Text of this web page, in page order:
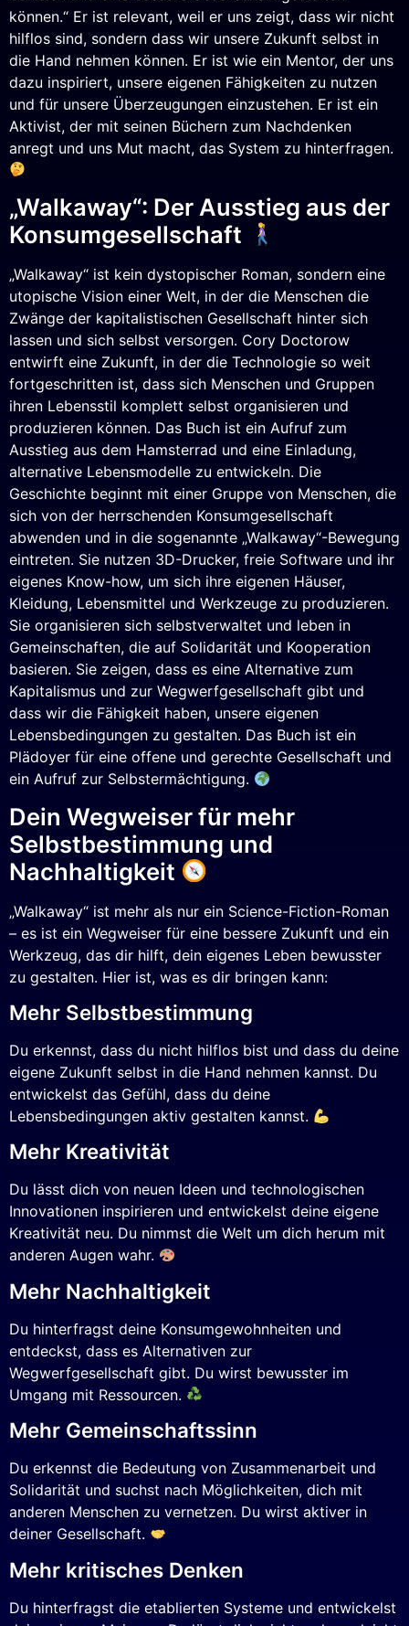
können.“ Er ist relevant, weil er uns zeigt, dass wir nicht
hilflos sind, sondern dass wir unsere Zukunft selbst in
die Hand nehmen können. Er ist wie ein Mentor, der uns
dazu inspiriert, unsere eigenen Fähigkeiten zu nutzen
und für unsere Überzeugungen einzustehen. Er ist ein
Aktivist, der mit seinen Büchern zum Nachdenken
anregt und uns Mut macht, das System zu hinterfragen.
„Walkaway“: Der Ausstieg aus der
Konsumgesellschaft
„Walkaway“ ist kein dystopischer Roman, sondern eine
utopische Vision einer Welt, in der die Menschen die
Zwänge der kapitalistischen Gesellschaft hinter sich
lassen und sich selbst versorgen. Cory Doctorow
entwirft eine Zukunft, in der die Technologie so weit
fortgeschritten ist, dass sich Menschen und Gruppen
ihren Lebensstil komplett selbst organisieren und
produzieren können. Das Buch ist ein Aufruf zum
Ausstieg aus dem Hamsterrad und eine Einladung,
alternative Lebensmodelle zu entwickeln. Die
Geschichte beginnt mit einer Gruppe von Menschen, die
sich von der herrschenden Konsumgesellschaft
abwenden und in die sogenannte „Walkaway“-Bewegung
eintreten. Sie nutzen 3D-Drucker, freie Software und ihr
eigenes Know-how, um sich ihre eigenen Häuser,
Kleidung, Lebensmittel und Werkzeuge zu produzieren.
Sie organisieren sich selbstverwaltet und leben in
Gemeinschaften, die auf Solidarität und Kooperation
basieren. Sie zeigen, dass es eine Alternative zum
Kapitalismus und zur Wegwerfgesellschaft gibt und
dass wir die Fähigkeit haben, unsere eigenen
Lebensbedingungen zu gestalten. Das Buch ist ein
Plädoyer für eine offene und gerechte Gesellschaft und
ein Aufruf zur Selbstermächtigung.
Dein Wegweiser für mehr
Selbstbestimmung und
Nachhaltigkeit
„Walkaway“ ist mehr als nur ein Science-Fiction-Roman
– es ist ein Wegweiser für eine bessere Zukunft und ein
Werkzeug, das dir hilft, dein eigenes Leben bewusster
zu gestalten. Hier ist, was es dir bringen kann:
Mehr Selbstbestimmung
Du erkennst, dass du nicht hilflos bist und dass du deine
eigene Zukunft selbst in die Hand nehmen kannst. Du
entwickelst das Gefühl, dass du deine
Lebensbedingungen aktiv gestalten kannst.
Mehr Kreativität
Du lässt dich von neuen Ideen und technologischen
Innovationen inspirieren und entwickelst deine eigene
Kreativität neu. Du nimmst die Welt um dich herum mit
anderen Augen wahr.
Mehr Nachhaltigkeit
Du hinterfragst deine Konsumgewohnheiten und
entdeckst, dass es Alternativen zur
Wegwerfgesellschaft gibt. Du wirst bewusster im
Umgang mit Ressourcen.
Mehr Gemeinschaftssinn
Du erkennst die Bedeutung von Zusammenarbeit und
Solidarität und suchst nach Möglichkeiten, dich mit
anderen Menschen zu vernetzen. Du wirst aktiver in
deiner Gesellschaft.
Mehr kritisches Denken
Du hinterfragst die etablierten Systeme und entwickelst